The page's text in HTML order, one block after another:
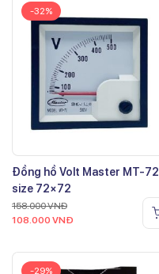
-32%
Đồng hồ Volt Master MT-72
size 72×72
158.000VNĐ
108.000 VNĐ
-29%